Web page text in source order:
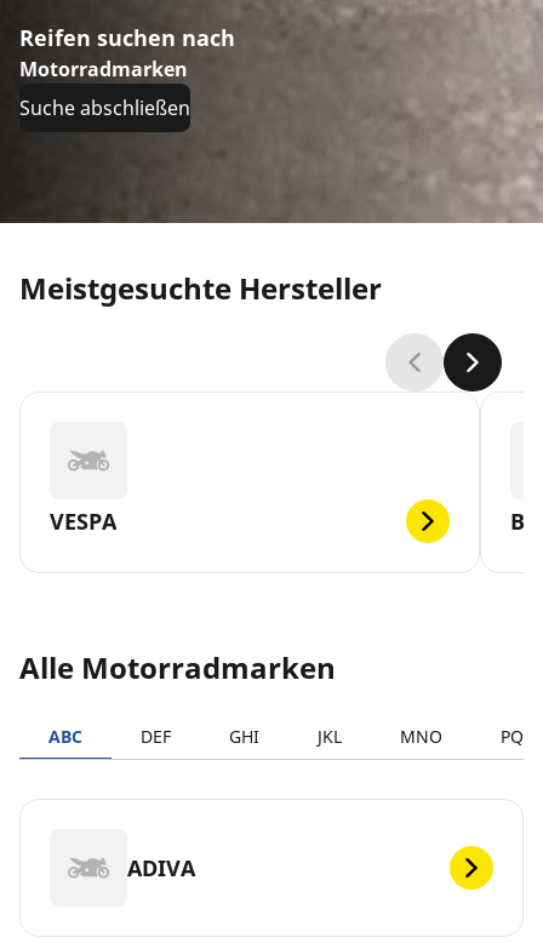
Reifen suchen nach
Motorradmarken
Suche abschließen
Meistgesuchte Hersteller
VESPA
Alle Motorradmarken
ABC DEF GHI JKL MNO PQRS
ADIVA